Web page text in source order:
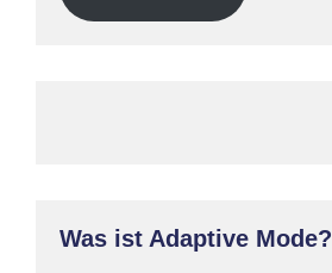
Was ist Adaptive Mode?